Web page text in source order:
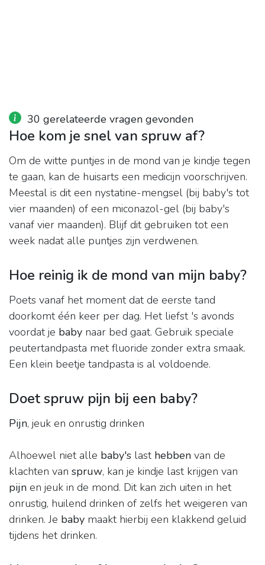
30 gerelateerde vragen gevonden
Hoe kom je snel van spruw af?
Om de witte puntjes in de mond van je kindje tegen
te gaan, kan de huisarts een medicijn voorschrijven.
Meestal is dit een nystatine-mengsel (bij baby's tot
vier maanden) of een miconazol-gel (bij baby's
vanaf vier maanden). Blijf dit gebruiken tot een
week nadat alle puntjes zijn verdwenen.
Hoe reinig ik de mond van mijn baby?
Poets vanaf het moment dat de eerste tand
doorkomt één keer per dag. Het liefst 's avonds
voordat je baby naar bed gaat. Gebruik speciale
peutertandpasta met fluoride zonder extra smaak.
Een klein beetje tandpasta is al voldoende.
Doet spruw pijn bij een baby?
Pijn, jeuk en onrustig drinken
Alhoewel niet alle baby's last hebben van de
klachten van spruw, kan je kindje last krijgen van
pijn en jeuk in de mond. Dit kan zich uiten in het
onrustig, huilend drinken of zelfs het weigeren van
drinken. Je baby maakt hierbij een klakkend geluid
tijdens het drinken.